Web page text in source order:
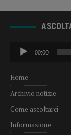
Audio
Player
00:00
Home
Archivio notizie
Come ascoltarci
Informazione